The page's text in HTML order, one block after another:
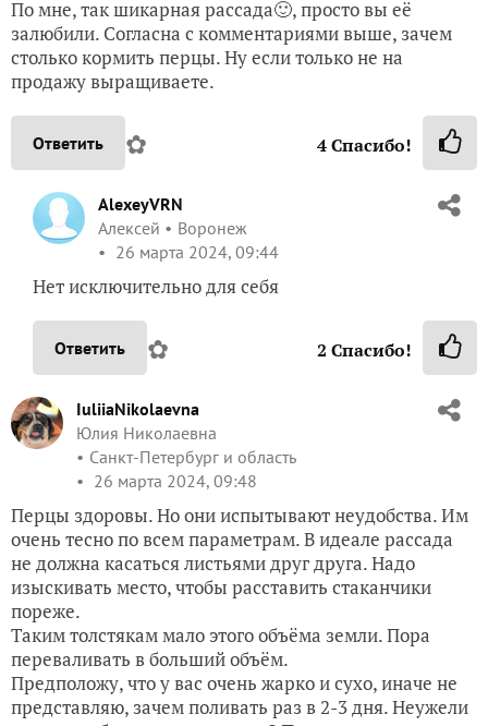
По мне, так шикарная рассада🙂, просто вы её
залюбили. Согласна с комментариями выше, зачем
столько кормить перцы. Ну если только не на
продажу выращиваете.
Ответить ✿ 4Спасибо!
AlexeyVRN
Алексей
Воронеж
26 марта 2024, 09:44
Нет исключительно для себя
Ответить ✿ 2 Спасибо!
IuliiaNikolaevna
Юлия Николаевна
Санкт-Петербург и область
26 марта 2024, 09:48
Перцы здоровы. Но они испытывают неудобства. Им
очень тесно по всем параметрам. В идеале рассада
не должна касаться листьями друг друга. Надо
изыскивать место, чтобы расставить стаканчики
пореже.
Таким толстякам мало этого объёма земли. Пора
переваливать в больший объём.
Предположу, что у вас очень жарко и сухо, иначе не
представляю, зачем поливать раз в 2-3 дня. Неужели